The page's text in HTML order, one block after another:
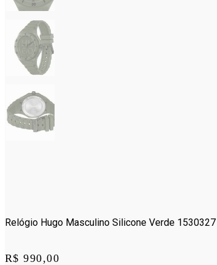
Relógio Hugo Masculino Silicone Verde 1530327
Price:
R$ 990,00